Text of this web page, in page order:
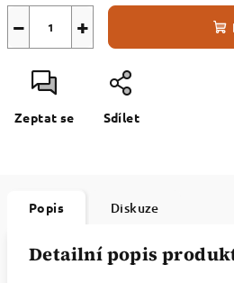
+
−
Zeptat se Sdílet
Popis Diskuze
Detailní popis